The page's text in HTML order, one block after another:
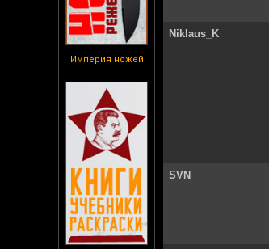
Империя ножей
Niklaus_K
SVN